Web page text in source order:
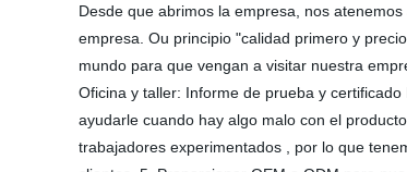
Desde que abrimos la empresa, nos
empresa. Ou principio "calidad primero y
mundo para que vengan a visitar nuestra
Oficina y taller: Informe de prueba y
ayudarle cuando hay algo malo con el
trabajadores experimentados , por lo que